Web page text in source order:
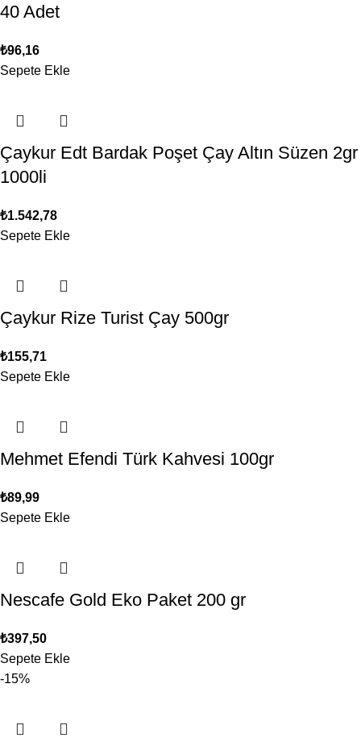
40 Adet
₺96,16
Sepete Ekle
Çaykur Edt Bardak Poşet Çay Altın Süzen 2gr
1000li
₺1.542,78
Sepete Ekle
Çaykur Rize Turist Çay 500gr
₺155,71
Sepete Ekle
Mehmet Efendi Türk Kahvesi 100gr
₺89,99
Sepete Ekle
Nescafe Gold Eko Paket 200 gr
₺397,50
Sepete Ekle
-15%